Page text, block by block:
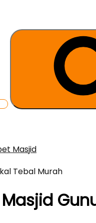
Masjid
Tebal Murah